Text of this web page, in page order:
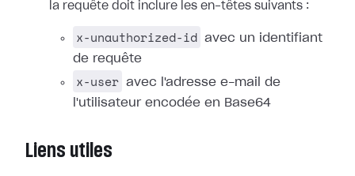
la requête doit inclure les en-têtes suivants :
x-unauthorized-id avec un identifiant
de requête
x-user avec l'adresse e-mail de
l'utilisateur encodée en Base64
Liens utiles